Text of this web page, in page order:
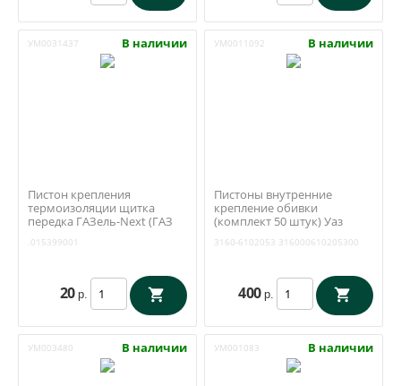
УМ0031437 В наличии
Пистон крепления
термоизоляции щитка
передка ГАЗель-Next (ГАЗ
.015399001
20 р.
УМ0011092 В наличии
Пистоны внутренние
крепление обивки
(комплект 50 штук) Уаз
3160-6102053 316000610205300
400 р.
УМ003480 В наличии УМ001083 В наличии